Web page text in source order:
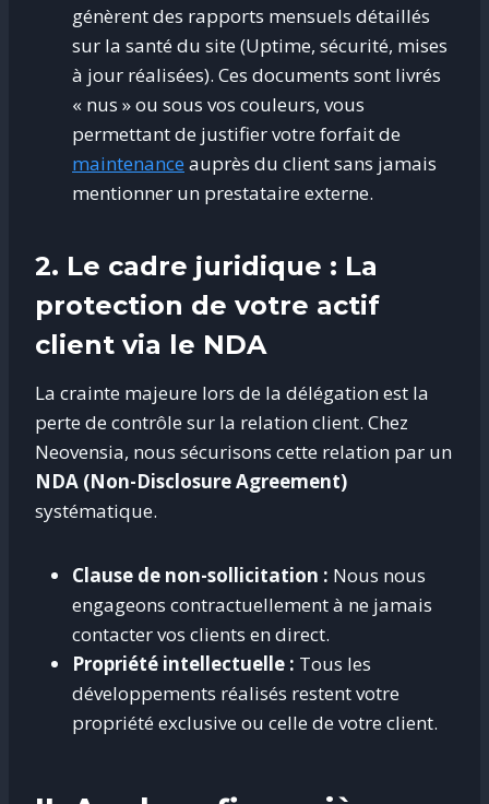
génèrent des rapports mensuels détaillés
sur la santé du site (Uptime, sécurité, mises
à jour réalisées). Ces documents sont livrés
« nus » ou sous vos couleurs, vous
permettant de justifier votre forfait de
maintenance auprès du client sans jamais
mentionner un prestataire externe.
2. Le cadre juridique : La
protection de votre actif
client via le NDA
La crainte majeure lors de la délégation est la
perte de contrôle sur la relation client. Chez
Neovensia, nous sécurisons cette relation par un
NDA (Non-Disclosure Agreement)
systématique.
Clause de non-sollicitation : Nous nous
engageons contractuellement à ne jamais
contacter vos clients en direct.
Propriété intellectuelle : Tous les
développements réalisés restent votre
propriété exclusive ou celle de votre client.